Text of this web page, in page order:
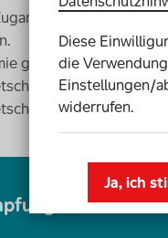
ist nur für junge
gab es die täglichen
eingesetzt
statt. Das ist
Diese
die
Einstellungen/
widerrufen.
Ja, ich